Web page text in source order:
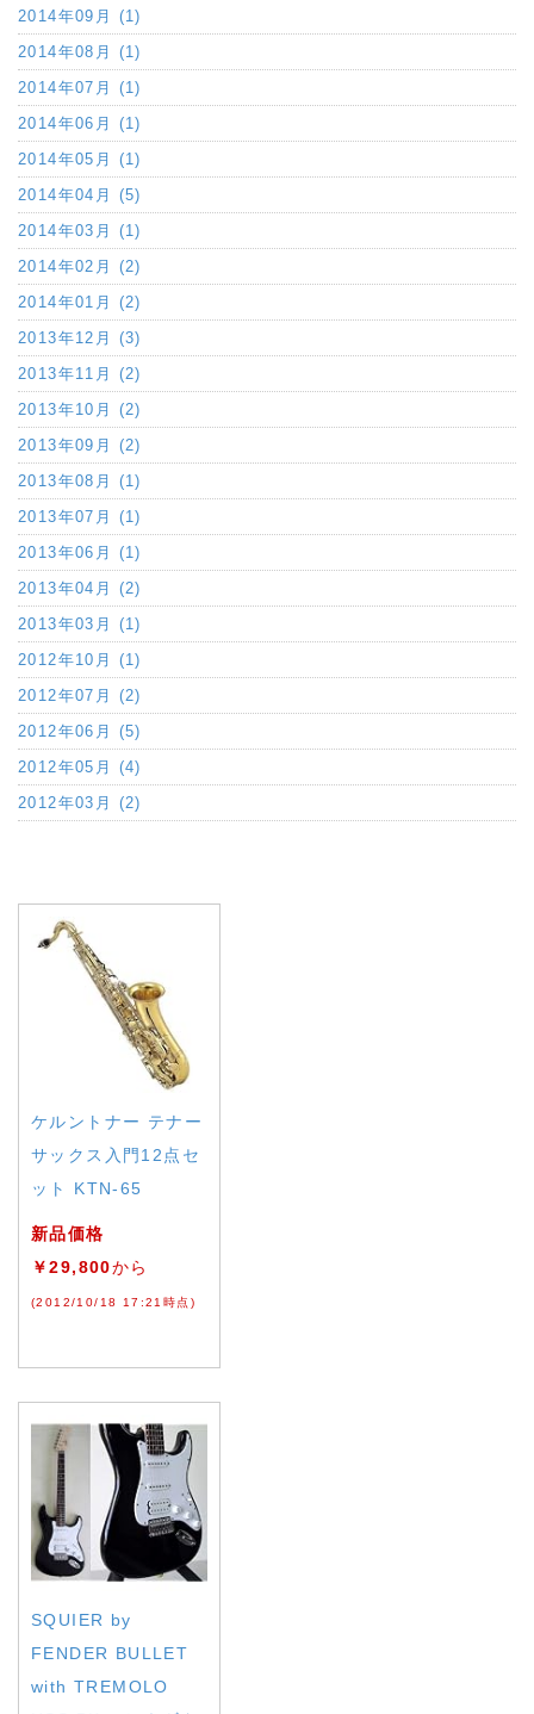
2014年09月 (1)
2014年08月 (1)
2014年07月 (1)
2014年06月 (1)
2014年05月 (1)
2014年04月 (5)
2014年03月 (1)
2014年02月 (2)
2014年01月 (2)
2013年12月 (3)
2013年11月 (2)
2013年10月 (2)
2013年09月 (2)
2013年08月 (1)
2013年07月 (1)
2013年06月 (1)
2013年04月 (2)
2013年03月 (1)
2012年10月 (1)
2012年07月 (2)
2012年06月 (5)
2012年05月 (4)
2012年03月 (2)
ケルントナー テナー
サックス入門12点セ
ット KTN-65
新品価格
￥29,800から
(2012/10/18 17:21時点)
SQUIER by
FENDER BULLET
with TREMOLO